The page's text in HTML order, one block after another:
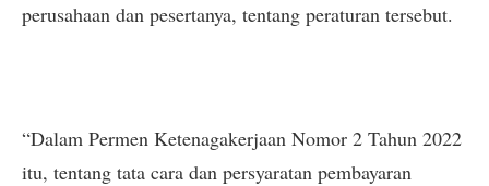
perusahaan dan pesertanya, tentang peraturan tersebut.
“Dalam Permen Ketenagakerjaan Nomor 2 Tahun 2022
itu, tentang tata cara dan persyaratan pembayaran